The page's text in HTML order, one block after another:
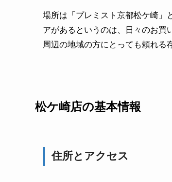
場所は「プレミスト京都松ケ崎」
アがあるというのは、日々のお買
周辺の地域の方にとっても頼れる
松ケ崎店の基本情報
住所とアクセス